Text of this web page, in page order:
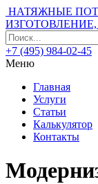
НАТЯЖНЫЕ
+7 (495) 984-02-45
Меню
Главная
Услуги
Статьи
Калькулятор
Контакты